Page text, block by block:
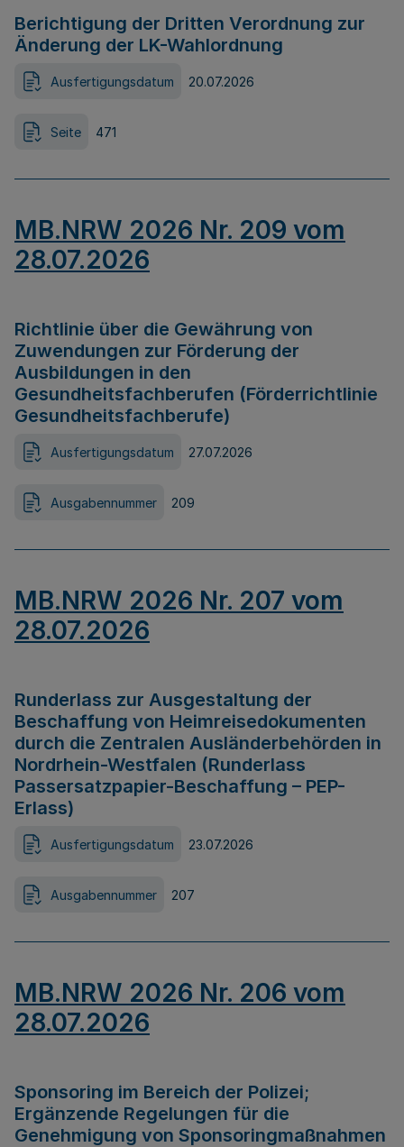
Berichtigung der Dritten Verordnung zur
Änderung der LK-Wahlordnung
Ausfertigungsdatum 20.07.2026
Seite 471
MB.NRW 2026 Nr. 209 vom
28.07.2026
Richtlinie über die Gewährung von
Zuwendungen zur Förderung der
Ausbildungen in den
Gesundheitsfachberufen (Förderrichtlinie
Gesundheitsfachberufe)
Ausfertigungsdatum 27.07.2026
Ausgabennummer 209
MB.NRW 2026 Nr. 207 vom
28.07.2026
Runderlass zur Ausgestaltung der
Beschaffung von Heimreisedokumenten
durch die Zentralen Ausländerbehörden in
Nordrhein-Westfalen (Runderlass
Passersatzpapier-Beschaffung – PEP-
Erlass)
Ausfertigungsdatum 23.07.2026
Ausgabennummer 207
MB.NRW 2026 Nr. 206 vom
28.07.2026
Sponsoring im Bereich der Polizei;
Ergänzende Regelungen für die
Genehmigung von Sponsoringmaßnahmen